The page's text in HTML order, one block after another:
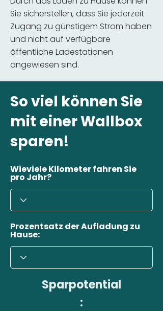
Sie sicherstellen, dass Sie jederzeit
Zugang zu günstigem Strom haben
und nicht auf verfügbare
öffentliche Ladestationen
angewiesen sind.
So viel können Sie
mit einer Wallbox
sparen!
Wieviele Kilometer fahren Sie
pro Jahr?
Prozentsatz der Aufladung zu
Hause:
Sparpotential
: